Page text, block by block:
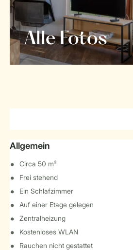
Alle Fotos
Allgemein
Circa 50 m²
Frei stehend
Ein Schlafzimmer
Auf einer Etage gelegen
Zentralheizung
Kostenloses WLAN
Rauchen nicht gestattet